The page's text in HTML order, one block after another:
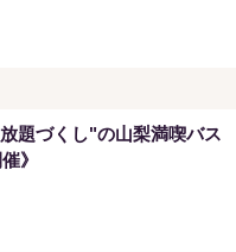
題づくし"の山梨満喫バス
》